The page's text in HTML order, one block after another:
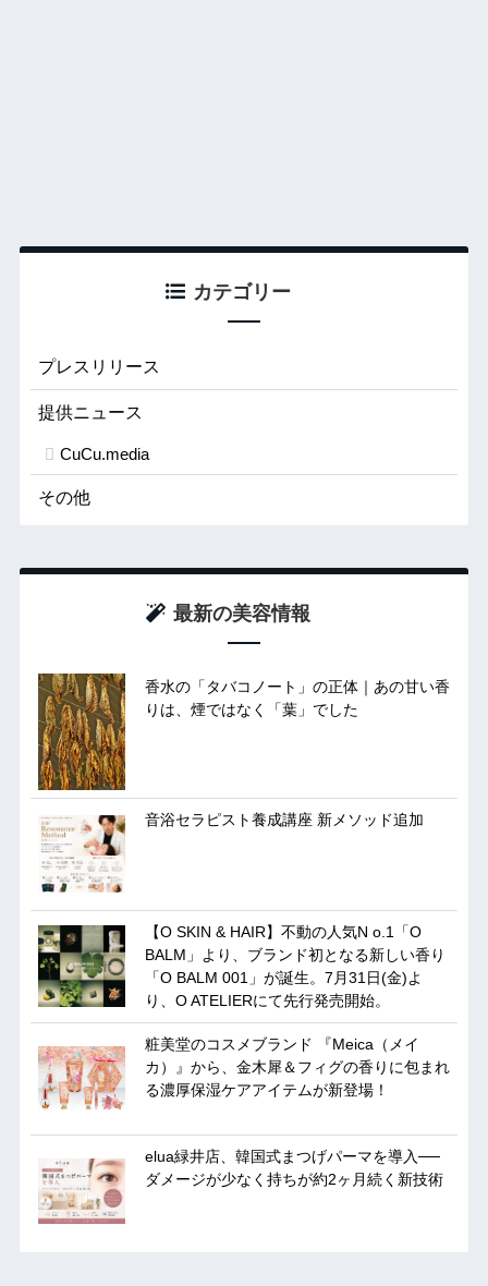
カテゴリー
プレスリリース
提供ニュース
CuCu.media
その他
最新の美容情報
香水の「タバコノート」の正体｜あの甘い香
りは、煙ではなく「葉」でした
音浴セラピスト養成講座 新メソッド追加
【O SKIN & HAIR】不動の人気N o.1「O
BALM」より、ブランド初となる新しい香り
「O BALM 001」が誕生。7月31日(金)よ
り、O ATELIERにて先行発売開始。
粧美堂のコスメブランド 『Meica（メイ
カ）』から、金木犀＆フィグの香りに包まれ
る濃厚保湿ケアアイテムが新登場！
elua緑井店、韓国式まつげパーマを導入──
ダメージが少なく持ちが約2ヶ月続く新技術